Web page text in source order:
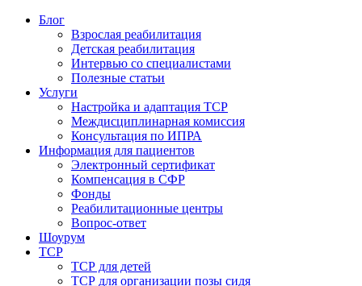
Блог
Взрослая реабилитация
Детская реабилитация
Интервью со специалистами
Полезные статьи
Услуги
Настройка и адаптация ТСР
Междисциплинарная комиссия
Консультация по ИПРА
Информация для пациентов
Электронный сертификат
Компенсация в СФР
Фонды
Реабилитационные центры
Вопрос-ответ
Шоурум
ТСР
ТСР для детей
ТСР для организации позы сидя